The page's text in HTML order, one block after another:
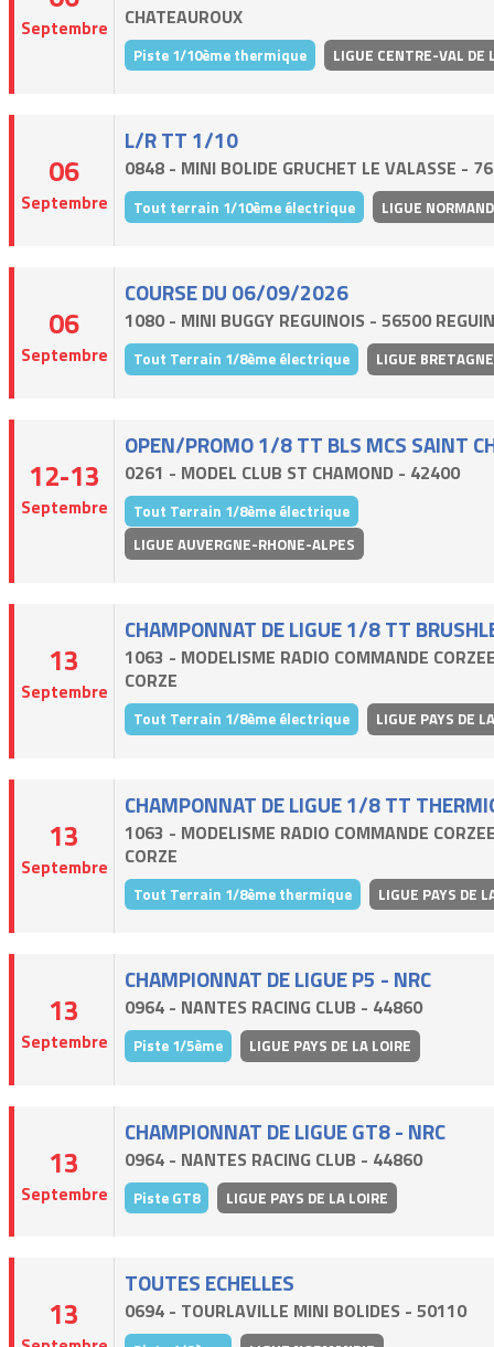
Septembre
CHATEAUROUX
Piste 1/10ème thermique LIGUE CENTRE-VAL DE
06
Septembre
L/R TT 1/10
0848 - MINI BOLIDE GRUCHET LE VALASSE -
Tout terrain 1/10ème électrique LIGUE
06
Septembre
COURSE DU 06/09/2026
1080 - MINI BUGGY REGUINOIS - 56500
Tout Terrain 1/8ème électrique LIGUE BRETAGNE
12-13
Septembre
OPEN/PROMO 1/8 TT BLS MCS SAINT
0261 - MODEL CLUB ST CHAMOND - 42400
Tout Terrain 1/8ème électrique
LIGUE AUVERGNE-RHONE-ALPES
13
Septembre
CHAMPONNAT DE LIGUE 1/8 TT
1063 - MODELISME RADIO COMMANDE
CORZE
Tout Terrain 1/8ème électrique LIGUE PAYS DE
13
Septembre
CHAMPONNAT DE LIGUE 1/8 TT
1063 - MODELISME RADIO COMMANDE
CORZE
Tout Terrain 1/8ème thermique LIGUE PAYS DE
13
Septembre
CHAMPIONNAT DE LIGUE P5 - NRC
0964 - NANTES RACING CLUB - 44860
Piste 1/5ème LIGUE PAYS DE LA LOIRE
13
Septembre
CHAMPIONNAT DE LIGUE GT8 - NRC
0964 - NANTES RACING CLUB - 44860
Piste GT8 LIGUE PAYS DE LA LOIRE
13
TOUTES ECHELLES
0694 - TOURLAVILLE MINI BOLIDES - 50110